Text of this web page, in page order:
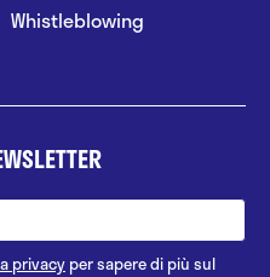
Whistleblowing
privacy per sapere di più sul